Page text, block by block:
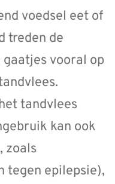
voedsel eet of
treden de
vooral op
tandvlees
kan ook
zoals
tegen epilepsie),